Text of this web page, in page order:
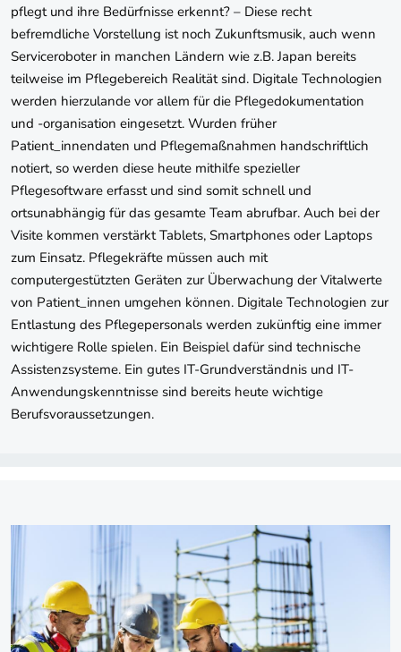
pflegt und ihre Bedürfnisse erkennt? – Diese recht
befremdliche Vorstellung ist noch Zukunftsmusik, auch wenn
Serviceroboter in manchen Ländern wie z.B. Japan bereits
teilweise im Pflegebereich Realität sind. Digitale Technologien
werden hierzulande vor allem für die Pflegedokumentation
und -organisation eingesetzt. Wurden früher
Patient_innendaten und Pflegemaßnahmen handschriftlich
notiert, so werden diese heute mithilfe spezieller
Pflegesoftware erfasst und sind somit schnell und
ortsunabhängig für das gesamte Team abrufbar. Auch bei der
Visite kommen verstärkt Tablets, Smartphones oder Laptops
zum Einsatz. Pflegekräfte müssen auch mit
computergestützten Geräten zur Überwachung der Vitalwerte
von Patient_innen umgehen können. Digitale Technologien zur
Entlastung des Pflegepersonals werden zukünftig eine immer
wichtigere Rolle spielen. Ein Beispiel dafür sind technische
Assistenzsysteme. Ein gutes IT-Grundverständnis und IT-
Anwendungskenntnisse sind bereits heute wichtige
Berufsvoraussetzungen.